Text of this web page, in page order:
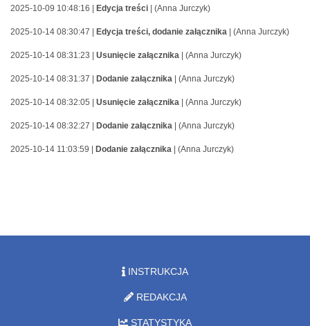
2025-10-09 10:48:16 | Edycja treści | (Anna Jurczyk)
2025-10-14 08:30:47 | Edycja treści, dodanie załącznika | (Anna Jurczyk)
2025-10-14 08:31:23 | Usunięcie załącznika | (Anna Jurczyk)
2025-10-14 08:31:37 | Dodanie załącznika | (Anna Jurczyk)
2025-10-14 08:32:05 | Usunięcie załącznika | (Anna Jurczyk)
2025-10-14 08:32:27 | Dodanie załącznika | (Anna Jurczyk)
2025-10-14 11:03:59 | Dodanie załącznika | (Anna Jurczyk)
INSTRUKCJA
REDAKCJA
STATYSTYKA